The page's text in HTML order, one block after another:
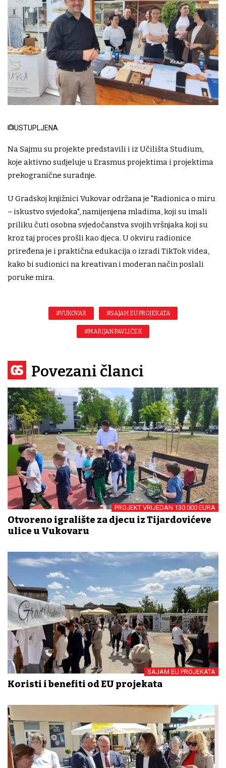
USTUPLJENA
Na Sajmu su projekte predstavili i iz Učilišta Studium,
koje aktivno sudjeluje u Erasmus projektima i projektima
prekogranične suradnje.
U Gradskoj knjižnici Vukovar održana je "Radionica o miru
– iskustvo svjedoka", namijenjena mladima, koji su imali
priliku čuti osobna svjedočanstva svojih vršnjaka koji su
kroz taj proces prošli kao djeca. U okviru radionice
priređena je i praktična edukacija o izradi TikTok videa,
kako bi sudionici na kreativan i moderan način poslali
poruke mira.
#VUKOVAR #SAJAM EU PROJEKATA
#MARIJAN PAVLIČEK
Povezani članci
PROJEKT VRIJEDAN 130.000 EURA
Otvoreno igralište za djecu iz Tijardovićeve
ulice u Vukovaru
SAJAM EU PROJEKATA
Koristi i benefiti od EU projekata